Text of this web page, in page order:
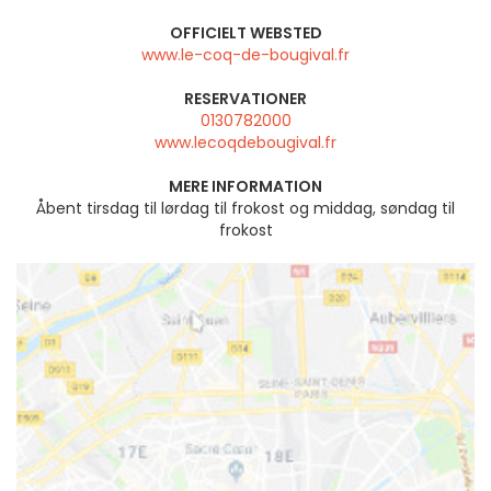
OFFICIELT WEBSTED
www.le-coq-de-bougival.fr
RESERVATIONER
0130782000
www.lecoqdebougival.fr
MERE INFORMATION
Åbent tirsdag til lørdag til frokost og middag, søndag til
frokost